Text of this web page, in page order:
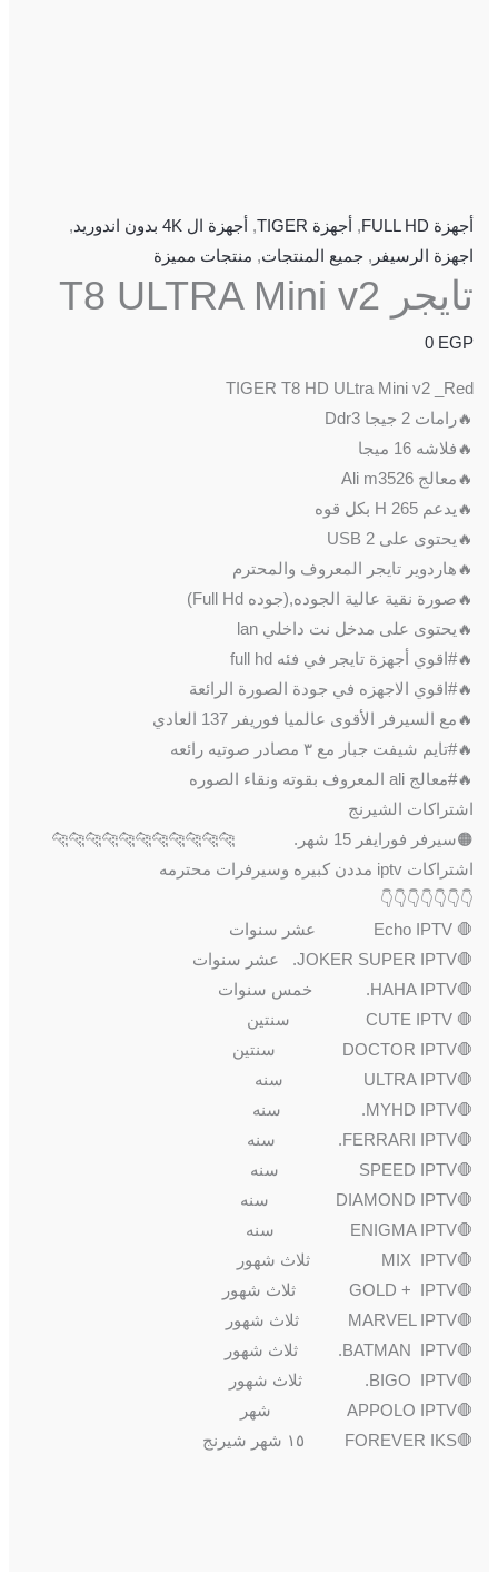
أجهزة FULL HD , أجهزة TIGER , أجهزة ال 4K بدون اندوريد
,
اجهزة الرسيفر ,جميع المنتجات, منتجات مميزة
تايجر T8 ULTRA Mini v2
0 EGP
TIGER T8 HD ULtra Mini v2 _Red
🔥رامات 2 جيجا Ddr3
🔥فلاشه 16 ميجا
🔥معالج Ali m3526
🔥يدعم H 265 بكل قوه
🔥يحتوى على 2 USB
🔥هاردوير تايجر المعروف والمحترم
🔥صورة نقية عالية الجوده,(جوده Full Hd)
🔥يحتوى على مدخل نت داخلي lan
🔥#اقوي أجهزة تايجر في فئه full hd
🔥#اقوي الاجهزه في جودة الصورة الرائعة
🔥مع السيرفر الأقوى عالميا فوريفر 137 العادي
🔥#تايم شيفت جبار مع ٣ مصادر صوتيه رائعه
🔥#معالج ali المعروف بقوته ونقاء الصوره
اشتراكات الشيرنج
🟠سيرفر فورايفر 15 شهر. 🐆🐆🐆🐆🐆🐆🐆🐆🐆🐆🐆
اشتراكات iptv مددن كبيره وسيرفرات محترمه
👇👇👇👇👇👇👇
🛑 Echo IPTV عشر سنوات
🛑JOKER SUPER IPTV. عشر سنوات
🛑HAHA IPTV. خمس سنوات
🛑 CUTE IPTV سنتين
🛑DOCTOR IPTV سنتين
🛑ULTRA IPTV سنه
🛑MYHD IPTV. سنه
🛑FERRARI IPTV. سنه
🛑SPEED IPTV سنه
🛑DIAMOND IPTV سنه
🛑ENIGMA IPTV سنه
🛑MIX IPTV ثلاث شهور
🛑GOLD + IPTV ثلاث شهور
🛑MARVEL IPTV ثلاث شهور
🛑BATMAN IPTV. ثلاث شهور
🛑BIGO IPTV. ثلاث شهور
🛑APPOLO IPTV شهر
🛑FOREVER IKS ١٥ شهر شيرنج